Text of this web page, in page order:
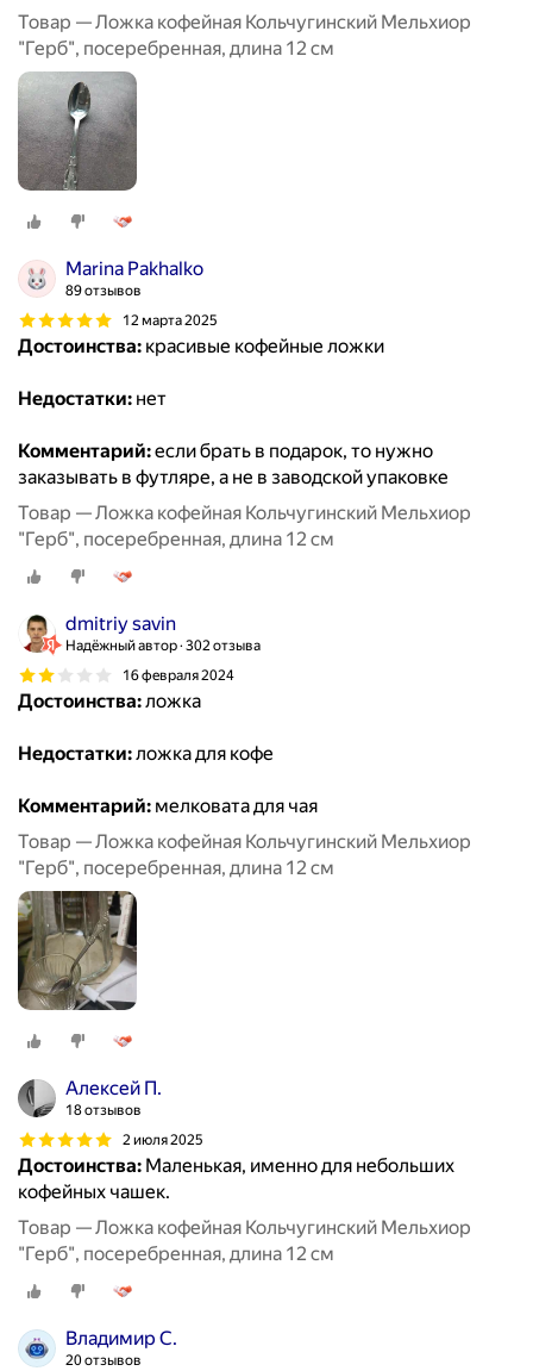
Товар — Ложка кофейная Кольчугинский Мельхиор
"Герб", посеребренная, длина 12 см
Marina Pakhalko
89 отзывов
12 марта 2025
Достоинства: красивые кофейные ложки
Недостатки: нет
Комментарий:если брать в подарок, то нужно
заказывать в футляре, а не в заводской упаковке
Товар — Ложка кофейная Кольчугинский Мельхиор
"Герб", посеребренная, длина 12 см
dmitriy savin
Надёжный автор 302 отзыва
16 февраля 2024
Достоинства:ложка
Недостатки:ложка для кофе
Комментарий: мелковата для чая
Товар — Ложка кофейная Кольчугинский Мельхиор
"Герб", посеребренная, длина 12 см
Алексей П.
18 отзывов
2 июля 2025
Достоинства: Маленькая, именно для небольших
кофейных чашек.
Товар — Ложка кофейная Кольчугинский Мельхиор
"Герб", посеребренная, длина 12 см
Владимир С.
20 отзывов